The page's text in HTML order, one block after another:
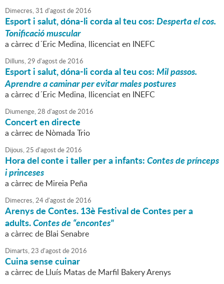
Dimecres,31 d'agostde2016
Esport i salut, dóna-li corda al teu cos:Desperta el cos.
Tonificació muscular
a càrrec d´Eric Medina, llicenciat en INEFC
Dilluns,29 d'agostde2016
Esport i salut, dóna-li corda al teu cos:Mil passos.
Aprendre a caminar per evitar males postures
a càrrec d´Eric Medina, llicenciat en INEFC
Diumenge,28 d'agostde2016
Concert en directe
a càrrec de Nòmada Trio
Dijous,25 d'agostde2016
Hora del conte i taller per a infants:Contes de prínceps
i princeses
a càrrec de Mireia Peña
Dimecres,24d'agostde2016
Arenys de Contes. 13è Festival de Contes per a
adults.Contes de “encontes"
a càrrec de Blai Senabre
Dimarts,23 d'agostde2016
Cuina sense cuinar
a càrrec de Lluís Matas de Marfil Bakery Arenys